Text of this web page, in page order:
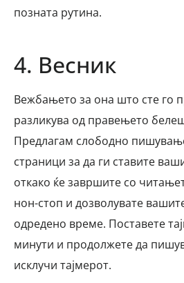
позната рутина.
4. Весник
Вежбањето за она што сте го
разликува од правењето
Предлагам слободно
страници за да ги ставите
откако ќе завршите со
нон-стоп и дозволувате
одредено време. Поставете
минути и продолжете да
исклучи тајмерот.